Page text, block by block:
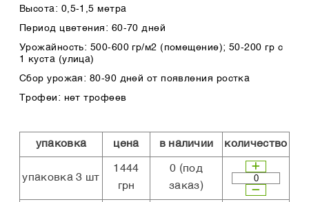
Высота: 0,5-1,5 метра
Период цветения: 60-70 дней
Урожайность: 500-600 гр/м2 (помещение); 50-200 гр с
1 куста (улица)
Сбор урожая: 80-90 дней от появления ростка
Трофеи: нет трофеев
упаковка цена в наличии количество
упаковка 3 шт
1444
грн
0 (под
заказ)